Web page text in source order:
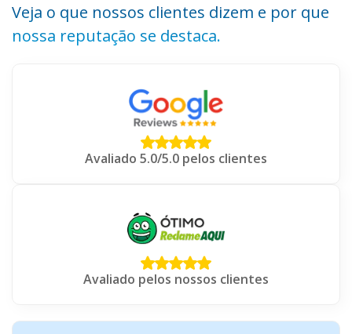
Veja o que nossos clientes dizem e por que
nossa reputação se destaca.
Avaliado 5.0/5.0 pelos clientes
Avaliado pelos nossos clientes